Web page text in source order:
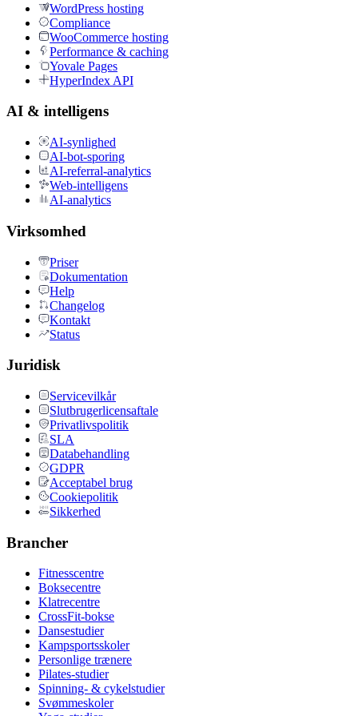
WordPress hosting
Compliance
WooCommerce hosting
Performance & caching
Yovale Pages
HyperIndex API
AI & intelligens
AI-synlighed
AI-bot-sporing
AI-referral-analytics
Web-intelligens
AI-analytics
Virksomhed
Priser
Dokumentation
Help
Changelog
Kontakt
Status
Juridisk
Servicevilkår
Slutbrugerlicensaftale
Privatlivspolitik
SLA
Databehandling
GDPR
Acceptabel brug
Cookiepolitik
Sikkerhed
Brancher
Fitnesscentre
Boksecentre
Klatrecentre
CrossFit-bokse
Dansestudier
Kampsportsskoler
Personlige trænere
Pilates-studier
Spinning- & cykelstudier
Svømmeskoler